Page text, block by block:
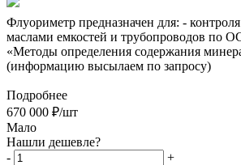
Флуориметр предназначен для: - контроля
маслами емкостей и трубопроводов по
«Методы определения содержания
(информацию высылаем по запросу)
Подробнее
670 000 ₽/шт
Мало
Нашли дешевле?
-
+